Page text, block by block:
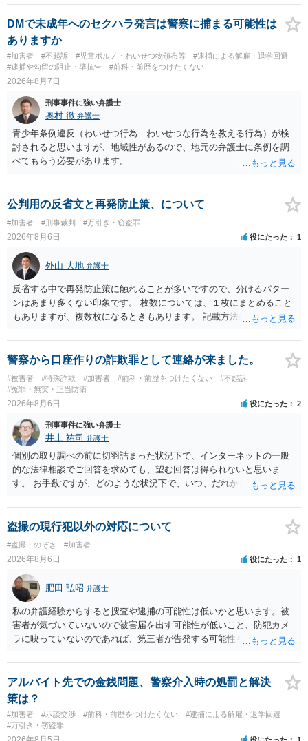
DMで未成年へのセクハラ発言は警察に捕まる可能性は
ありますか
#加害者 #不起訴 #児童ポルノ・わいせつ物頒布等
#逮捕による解雇・退学回避
#逮捕や勾留の阻止・準抗告
#前科・前歴をつけたくない
2026年8月7日
刑事事件に強い弁護士
奥村 徹 弁護士
青少年条例違反（わいせつ行為 わいせつな行為を教える行為）が検
討されると思いますが、地域性があるので、地元の弁護士に条例を調
べてもらう必要があります。
公判用の反省文と再発防止策、について
#加害者 #刑事裁判 #万引き・窃盗罪
2026年8月6日 役にたった 1
外山 大地 弁護士
反省する中で再発防止策に触れることが多いですので、分けるパター
ンはあまり多くない印象です。 枚数については、１枚にまとめること
もありますが、複数枚になるときもあります。 記載方法については、
います。 したがいまして、いずれも良いかと考えます。
警察から口座作りの詐欺罪として連絡が来ました。
#被害者 #特殊詐欺 #加害者 #前科・前歴をつけたくない
#不起訴
#冤罪・無実・正当防衛
2026年8月6日 役にたった 2
刑事事件に強い弁護士
井上 祐司 弁護士
個別の取り調べの前に切羽詰まった状況下で、インターネットの一般
的な法律相談でご回答を求めても、望む回答は得られないと思いま
す。 お手数ですが、どのような状況下で、いつ、だれからどのような
の程度だと聞いているのかということについて、お近くで詳細な法律
相談を受けられたうえで対処方法を探された方がよいと思われます。
一般論でいえば、任意取り調べの場合、ＩＣレコーダーを持参して取
り調べ内容を録音することは必須だと考えます。
盗撮の現行犯以外の対応について
#盗撮・のぞき #加害者
2026年8月6日 役にたった 1
肥田 弘昭 弁護士
私の弁護経験からすると捜査や逮捕の可能性は低いかと思います。被
害者が気づいていないので被害届を出す可能性が低いこと、防犯カメ
ラに映っていないのであれば、第三者が告発する可能性も低いこと、
座る女性を盗撮(全体像写真1枚と5秒程度の動画)してしまいました。下
着や胸など強調したものではありません。」とありますが、少なくと
も捜査段階では性的姿態等撮影罪の被疑事実で逮捕勾留されるケース
が私の弁護経験では多くなった印象です（最終的には不起訴ないし各
都道府県の迷惑防止条例違反になることもあります）。2度としないこ
とをお勧めいたします。ご参考にしてください。
アルバイト先での金銭問題、警察介入時の処罰と解決
策は？
#加害者 #示談交渉 #前科・前歴をつけたくない
#逮捕による解雇・退学回避
#万引き・窃盗罪
役にたった 1